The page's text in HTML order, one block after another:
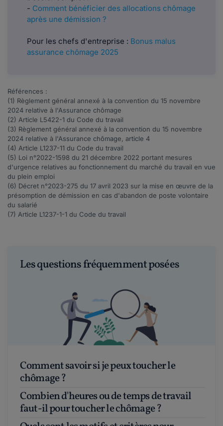
- Comment bénéficier des allocations chômage
après une démission ?
Pour les chefs d'entreprise : Bonus malus
assurance chômage 2025
Références :
(1) Règlement général annexé à la convention du 15 novembre
2024 relative à l'Assurance chômage
(2) Article L5422-1 du Code du travail
(3) Règlement général annexé à la convention du 15 novembre
2024 relative à l'Assurance chômage, article 4
(4) Article L1237-11 du Code du travail
(5) Loi n°2022-1598 du 21 décembre 2022 portant mesures
d'urgence relatives au fonctionnement du marché du travail en vue
du plein emploi
(6) Décret n°2023-275 du 17 avril 2023 sur la mise en œuvre de la
présomption de démission en cas d'abandon de poste volontaire
du salarié
(7) Article L1237-1-1 du Code du travail
Les questions fréquemment posées
Comment savoir si je peux toucher le
chômage ?
Combien d'heures ou de temps de travail
faut-il pour toucher le chômage ?